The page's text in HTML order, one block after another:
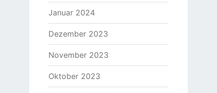
Januar 2024
Dezember 2023
November 2023
Oktober 2023